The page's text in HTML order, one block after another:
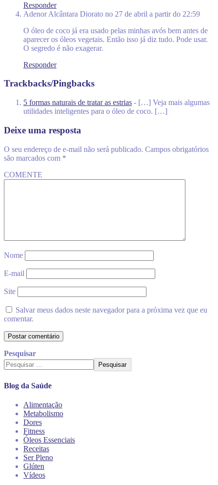
Responder
Adenor Alcântara Diorato no 27 de abril a partir do 22:59
O óleo de coco já era usado pelas minhas avós bem antes de
aparecer os óleos vegetais. Então isso já diz tudo. Pode usar.
O segredo é não exagerar.
Responder
Trackbacks/Pingbacks
5 formas naturais de tratar as estrias - […] Veja mais algumas
utilidades inteligentes para o óleo de coco. […]
Deixe uma resposta
O seu endereço de e-mail não será publicado. Campos obrigatórios
são marcados com *
COMENTE
Nome
E-mail
Site
Salvar meus dados neste navegador para a próxima vez que eu
comentar.
Pesquisar
Pesquisar
Blog da Saúde
Alimentação
Metabolismo
Dores
Fitness
Óleos Essenciais
Receitas
Ser Pleno
Glúten
Vídeos